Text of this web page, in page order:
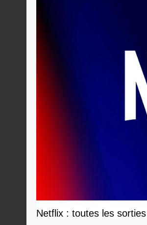
Netflix : toutes les